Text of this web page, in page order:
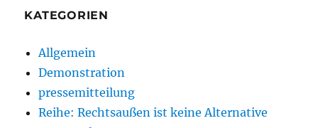
KATEGORIEN
Allgemein
Demonstration
pressemitteilung
Reihe: Rechtsaußen ist keine Alternative